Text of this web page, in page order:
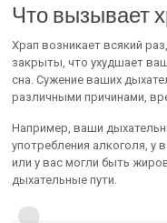
Что вызывает
Храп возникает всякий
закрыты, что ухудшает
сна. Сужение ваших
различными причинами,
Например, ваши
употребления алкоголя, у
или у вас могли быть
дыхательные пути.